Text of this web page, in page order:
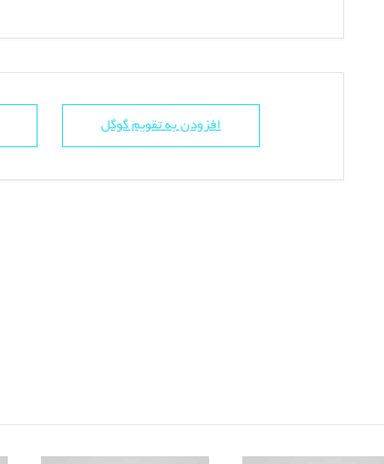
افزودن به تقویم گوگل